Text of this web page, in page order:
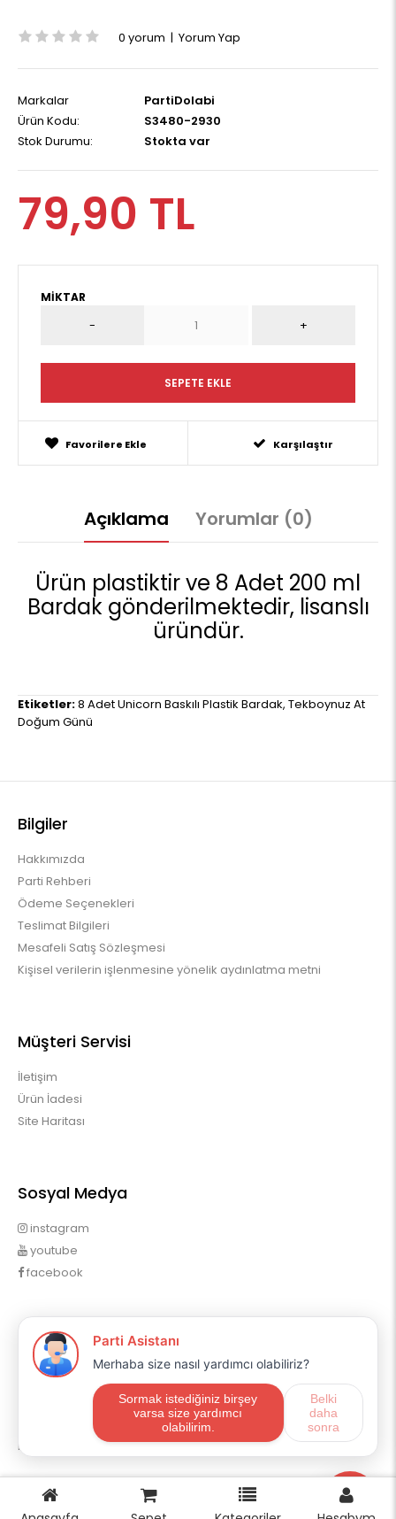
0 yorum | Yorum Yap
Markalar
PartiDolabi
Ürün Kodu:
S3480-2930
Stok Durumu:
Stokta var
79,90 TL
MIKTAR
Favorilere Ekle Karşılaştır
Açıklama Yorumlar (0)
Ürün plastiktir ve 8 Adet 200 ml
Bardak gönderilmektedir, lisanslı
üründür.
Etiketler:8 Adet Unicorn Baskılı Plastik Bardak, Tekboynuz At
Doğum Günü
Bilgiler
Hakkımızda
Parti Rehberi
Ödeme Seçenekleri
Teslimat Bilgileri
Mesafeli Satış Sözleşmesi
Kişisel verilerin işlenmesine yönelik aydınlatma metni
Müşteri Servisi
İletişim
Ürün İadesi
Site Haritası
Sosyal Medya
instagram
youtube
facebook
Profilim
Profilim
Sipariş Geçmişim
Alışveriş Listem
Mail Aboneliği
E-ticaret OpencartUzman